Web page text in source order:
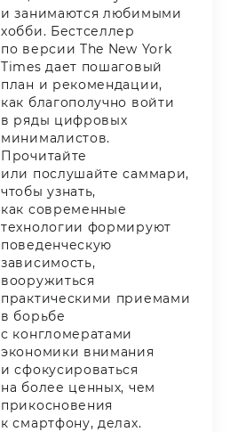
и занимаются любимыми
хобби. Бестселлер
по версии The New York
Times дает пошаговый
план и рекомендации,
как благополучно войти
в ряды цифровых
минималистов.
Прочитайте
или послушайте саммари,
чтобы узнать,
как современные
технологии формируют
поведенческую
зависимость,
вооружиться
практическими приемами
в борьбе
с конгломератами
экономики внимания
и сфокусироваться
на более ценных, чем
прикосновения
к смартфону, делах.